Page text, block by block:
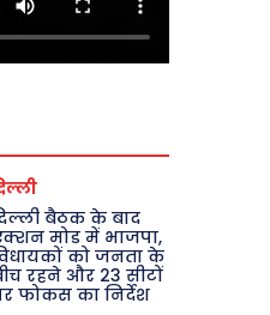
बैठक के बाद
मोड में भाजपा,
को जनता के
रहने और 23 सीटों
फोकस का निर्देश